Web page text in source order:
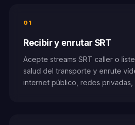
01
Recibir y enrutar SRT
Acepte streams SRT caller o
salud del transporte y enrute
internet público, redes